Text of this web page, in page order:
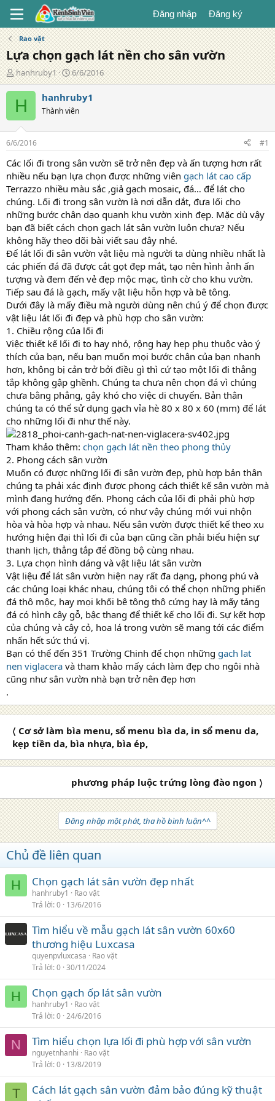
Đăng nhập Đăng ký
Rao vặt
Lựa chọn gạch lát nền cho sân vườn
T
á
c
g
ả
hanhruby1
N
g
à
y
đ
g
6/6/2016
H hanhruby1
Thành viên
6/6/2016 #1
Các lối đi trong sân vườn sẽ trở nên đẹp và ấn tượng hơn rất
nhiều nếu bạn lựa chọn được những viên gạch lát cao cấp
Terrazzo nhiều màu sắc ,giả gạch mosaic, đá… để lát cho
chúng. Lối đi trong sân vườn là nơi dẫn dắt, đưa lối cho
những bước chân dạo quanh khu vườn xinh đẹp. Mặc dù vậy
bạn đã biết cách chọn gạch lát sân vườn luôn chưa? Nếu
không hãy theo dõi bài viết sau đây nhé.
Để lát lối đi sân vườn vật liệu mà người ta dùng nhiều nhất là
các phiến đá đã được cắt gọt đẹp mắt, tạo nên hình ảnh ấn
tượng và đem đến vẻ đẹp mộc mạc, tình cờ cho khu vườn.
Tiếp sau đá là gạch, mấy vật liệu hỗn hợp và bê tông.
Dưới đây là mấy điều mà người dùng nên chú ý để chọn được
vật liệu lát lối đi đẹp và phù hợp cho sân vườn:
1. Chiều rộng của lối đi
Việc thiết kế lối đi to hay nhỏ, rộng hay hẹp phụ thuộc vào ý
thích của bạn, nếu bạn muốn mọi bước chân của bạn nhanh
hơn, không bị cản trở bởi điều gì thì cứ tạo một lối đi thẳng
tắp không gập ghềnh. Chúng ta chưa nên chọn đá vì chúng
chưa bằng phẳng, gây khó cho việc di chuyển. Bản thân
chúng ta có thể sử dụng gạch vỉa hè 80 x 80 x 60 (mm) để lát
cho những lối đi như thế này.
Tham khảo thêm: chọn gạch lát nền theo phong thủy
2. Phong cách sân vườn
Muốn có được những lối đi sân vườn đẹp, phù hợp bản thân
chúng ta phải xác định được phong cách thiết kế sân vườn mà
mình đang hướng đến. Phong cách của lối đi phải phù hợp
với phong cách sân vườn, có như vậy chúng mới vui nhộn
hòa và hòa hợp và nhau. Nếu sân vườn được thiết kế theo xu
hướng hiện đại thì lối đi của bạn cũng cần phải biểu hiện sự
thanh lịch, thẳng tắp để đồng bộ cùng nhau.
3. Lựa chọn hình dáng và vật liệu lát sân vườn
Vật liệu để lát sân vườn hiện nay rất đa dạng, phong phú và
các chủng loại khác nhau, chúng tôi có thể chọn những phiến
đá thô mộc, hay mọi khối bê tông thô cứng hay là mấy tảng
đá có hình cây gỗ, bậc thang để thiết kế cho lối đi. Sự kết hợp
của chúng và cây cỏ, hoa lá trong vườn sẽ mang tới các điểm
nhấn hết sức thú vị.
Bạn có thể đến 351 Trường Chinh để chọn những gach lat
nen viglacera và tham khảo mấy cách làm đẹp cho ngôi nhà
cũng như sân vườn nhà bạn trở nên đẹp hơn
.
〈 Cơ sở làm bìa menu, sổ menu bìa da, in sổ menu da,
kẹp tiền da, bìa nhựa, bìa ép,
phương pháp luộc trứng lòng đào ngon 〉
Đăng nhập một phát, tha hồ bình luận^^
Chủ đề liên quan
H Chọn gạch lát sân vườn đẹp nhất
hanhruby1
Rao vặt
Trả lời 0 13/6/2016
Tìm hiểu về mẫu gạch lát sân vườn 60x60
thương hiệu Luxcasa
quyenpvluxcasa
Rao vặt
Trả lời 0 30/11/2024
H Chọn gạch ốp lát sân vườn
hanhruby1
Rao vặt
Trả lời 0 24/6/2016
N Tìm hiểu chọn lựa lối đi phù hợp với sân vườn
nguyetnhanhi
Rao vặt
Trả lời 0 13/8/2019
T
Cách lát gạch sân vườn đảm bảo đúng kỹ thuật